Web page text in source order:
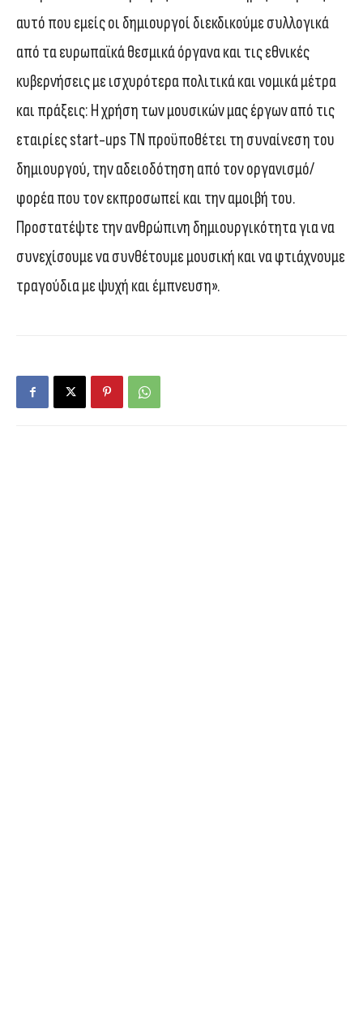
αυτό που εμείς οι δημιουργοί διεκδικούμε συλλογικά
από τα ευρωπαϊκά θεσμικά όργανα και τις εθνικές
κυβερνήσεις με ισχυρότερα πολιτικά και νομικά μέτρα
και πράξεις: Η χρήση των μουσικών μας έργων από τις
εταιρίες start-ups ΤΝ προϋποθέτει τη συναίνεση του
δημιουργού, την αδειοδότηση από τον οργανισμό/
φορέα που τον εκπροσωπεί και την αμοιβή του.
Προστατέψτε την ανθρώπινη δημιουργικότητα για να
συνεχίσουμε να συνθέτουμε μουσική και να φτιάχνουμε
τραγούδια με ψυχή και έμπνευση».